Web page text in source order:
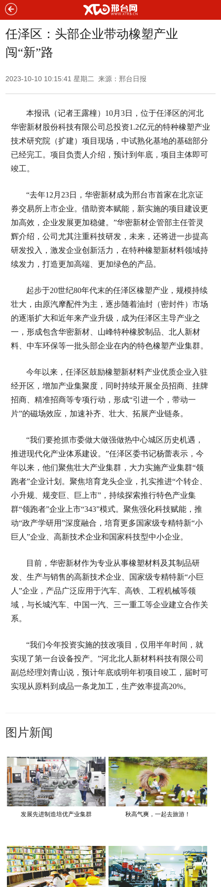
任泽区：头部企业带动橡塑产业
闯“新”路
2023-10-10 10:15:41 星期二 来源：邢台日报
本报讯（记者王露橦）10月3日，位于任泽区的河北
华密新材股份科技有限公司总投资1.2亿元的特种橡塑产业
技术研究院（扩建）项目现场，中试熟化基地的基础部分
已经完工。项目负责人介绍，预计到年底，项目主体即可
竣工。
“去年12月23日，华密新材成为邢台市首家在北京证
券交易所上市企业。借助资本赋能，新实施的项目建设更
加高效，企业发展更加稳健。”华密新材企管部主任菅灵
辉介绍，公司尤其注重科技研发，未来，还将进一步提高
研发投入，激发企业创新活力，在特种橡塑新材料领域持
续发力，打造更加高端、更加绿色的产品。
起步于20世纪80年代末的任泽区橡塑产业，规模持续
壮大，由原汽摩配件为主，逐步随着油封（密封件）市场
的逐渐扩大和近年来产业升级，成为任泽区主导产业之
一，形成包含华密新材、山峰特种橡胶制品、北人新材
料、中车环保等一批头部企业在内的特色橡塑产业集群。
今年以来，任泽区鼓励橡塑新材料产业优质企业入驻
经开区，增加产业集聚度，同时持续开展全员招商、挂牌
招商、精准招商等专项行动，形成“引进一个，带动一
片”的磁场效应，加速补齐、壮大、拓展产业链条。
“我们要抢抓市委做大做强做热中心城区历史机遇，
推进现代化产业体系建设。”任泽区委书记杨蕾表示，今
年以来，他们聚焦壮大产业集群，大力实施产业集群“领
跑者”企业计划。聚焦培育龙头企业，扎实推进“个转企、
小升规、规变巨、巨上市”，持续探索推行特色产业集
群“领跑者”企业上市“343”模式。聚焦强化科技赋能，推
动“政产学研用”深度融合，培育更多国家级专精特新“小
巨人”企业、高新技术企业和国家科技型中小企业。
目前，华密新材作为专业从事橡塑材料及其制品研
发、生产与销售的高新技术企业、国家级专精特新“小巨
人”企业，产品广泛应用于汽车、高铁、工程机械等领
域，与长城汽车、中国一汽、三一重工等企业建立合作关
系。
“我们今年投资实施的技改项目，仅用半年时间，就
实现了第一台设备投产。”河北北人新材料科技有限公司
副总经理刘青山说，预计年底或明年初项目竣工，届时可
实现从原料到成品一条龙加工，生产效率提高20%。
图片新闻
发展先进制造培优产业集群 秋高气爽，一起去旅游！